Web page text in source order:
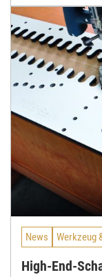
News Werkzeug
High-End-